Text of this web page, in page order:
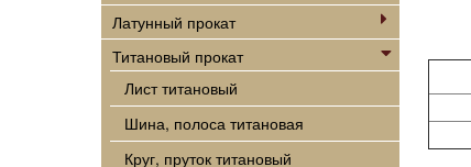
Латунный прокат
Титановый прокат
Лист титановый
Шина, полоса титановая
Круг, пруток титановый